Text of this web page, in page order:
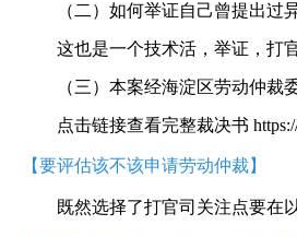
（二）如何举证自己曾提出过
这也是一个技术活，举证，打
（三）本案经海淀区劳动仲
点击链接查看完整裁决书
【要评估该不该申请劳动仲裁】
既然选择了打官司关注点要在